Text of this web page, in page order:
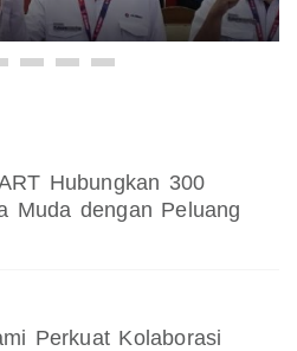
Hubungkan 300
Muda dengan Peluang
Perkuat Kolaborasi